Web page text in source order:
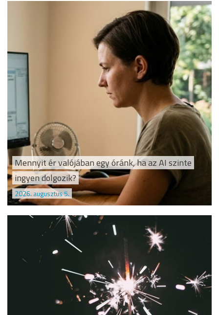
Mennyit ér valójában egy óránk, ha az AI szinte
ingyen dolgozik?
2026. augusztus 5.